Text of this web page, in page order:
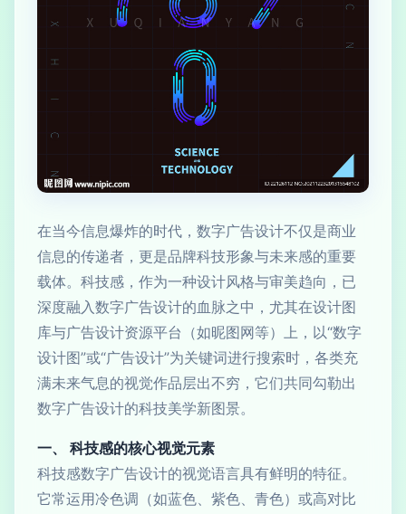
在当今信息爆炸的时代，数字广告设计不仅是商业
信息的传递者，更是品牌科技形象与未来感的重要
载体。科技感，作为一种设计风格与审美趋向，已
深度融入数字广告设计的血脉之中，尤其在设计图
库与广告设计资源平台（如昵图网等）上，以“数字
设计图”或“广告设计”为关键词进行搜索时，各类充
满未来气息的视觉作品层出不穷，它们共同勾勒出
数字广告设计的科技美学新图景。
一、 科技感的核心视觉元素
科技感数字广告设计的视觉语言具有鲜明的特征。
它常运用冷色调（如蓝色、紫色、青色）或高对比